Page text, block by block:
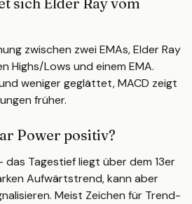
zwischen zwei EMAs, Elder Ray
Highs/Lows und einem EMA.
weniger geglättet, MACD zeigt
früher.
Power positiv?
das Tagestief liegt über dem 13er
Aufwärtstrend, kann aber
Meist Zeichen für Trend-